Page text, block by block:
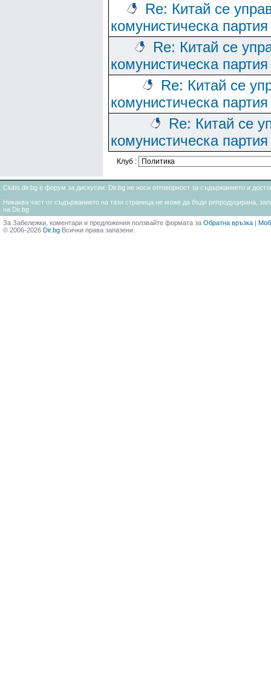
Re: Китай се
комунистическа партия
Re: Китай се
комунистическа партия
Re: Китай се
комунистическа партия
Re: Китай се
комунистическа партия
Клуб :
Clubs.dir.bg е форум за дискусии. Dir.bg не носи отговорност за съдържанието и
Никаква част от съдържанието на тази страница не може да бъде репродуцирана,
на Dir.bg
За Забележки, коментари и предложения ползвайте формата за Обратна връзка |
© 2006-2026 Dir.bg Всички права запазени.